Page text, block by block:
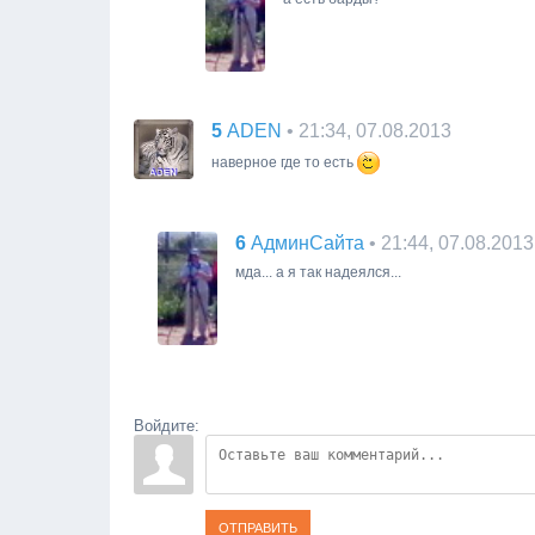
5 ADEN • 21:34, 07.08.2013
наверное где то есть
6 АдминСайта • 21:44, 07.08.2013
мда... а я так надеялся...
Войдите:
ОТПРАВИТЬ